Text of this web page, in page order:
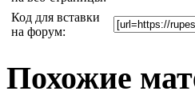
Код для вставки
на форум:
Похожие